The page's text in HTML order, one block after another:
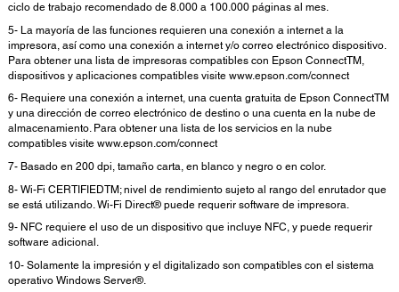
ciclo de trabajo recomendado de 8.000 a 100.000 páginas al mes.
5- La mayoría de las funciones requieren una conexión a internet a la
impresora, así como una conexión a internet y/o correo electrónico dispositivo.
Para obtener una lista de impresoras compatibles con Epson ConnectTM,
dispositivos y aplicaciones compatibles visite www.epson.com/connect
6- Requiere una conexión a internet, una cuenta gratuita de Epson ConnectTM
y una dirección de correo electrónico de destino o una cuenta en la nube de
almacenamiento. Para obtener una lista de los servicios en la nube
compatibles visite www.epson.com/connect
7- Basado en 200 dpi, tamaño carta, en blanco y negro o en color.
8- Wi-Fi CERTIFIEDTM; nivel de rendimiento sujeto al rango del enrutador que
se está utilizando. Wi-Fi Direct® puede requerir software de impresora.
9- NFC requiere el uso de un dispositivo que incluye NFC, y puede requerir
software adicional.
10- Solamente la impresión y el digitalizado son compatibles con el sistema
operativo Windows Server®.